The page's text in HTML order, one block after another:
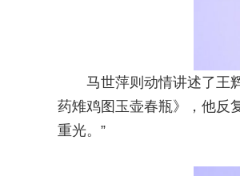
马世萍则动情讲述了王
药雉鸡图玉壶春瓶》，他反
重光。”